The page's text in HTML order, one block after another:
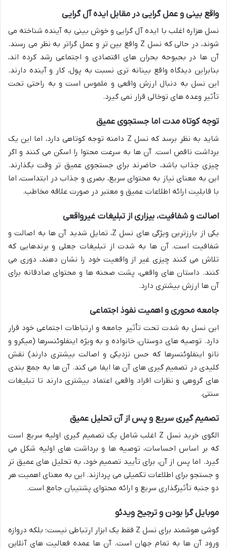
واقع بینی و عمل گرایی در مقابل ایده آل گرایی
نسل هزاره اغلب با ایده آل گرایی و خوش بینی به آینده شناخته می
شوند، در حالی که نسل Z واقع بین تر و عمل گراتر به نظر می رسند.
آن ها در بحبوحه بحران های اقتصادی و اجتماعی رشد کرده اند،
بنابراین دیدگاه واقع بینانه تری نسبت به پول، کار و آینده دارند.
این نسل به دنبال ارزش واقعی و ملموس است و به راحتی تحت
تأثیر وعده های توخالی قرار نمی گیرد.
توجه کوتاه مدت اما جستجوی عمیق
شاید به نظر برسد که نسل Z دامنه توجه کوتاهی دارد، اما این یک
برداشت ناقص است. آن ها به سرعت محتوا را اسکن می کنند و اگر
چیزی جذاب باشد، حاضرند برای جستجوی عمیق تر وقت بگذارند.
این به معنای نیاز به محتوای سریع، بصری و جذاب در ابتداست، اما
با قابلیت ارائه اطلاعات عمیق و معتبر در صورت علاقه مخاطب.
اصالت و شفافیت، بیزاری از تبلیغات غیرواقعی
یکی از بارزترین ویژگی های نسل Z، تمایل شدید آن ها به اصالت و
شفافیت است. آن ها به شدت از تبلیغات جعلی و برندهایی که
تلاش می کنند چیزی غیر از واقعیت خود را نشان دهند، دوری می
کنند. داستان های واقعی، پشت صحنه ها و محتوای صادقانه برای
آن ها ارزش بیشتری دارد.
جامعه محوری و اهمیت نفوذ اجتماعی
این نسل به شدت تحت تأثیر جامعه و ارتباطات اجتماعی خود قرار
دارد. توصیه های دوستان، خانواده و به ویژه اینفلوئنسرها (میکرو و
نانو اینفلوئنسرها که حس نزدیکی و اصالت بیشتری دارند) نقش
کلیدی در تصمیم گیری های آن ها ایفا می کند. آن ها به جمع بندی
های گروهی و نظرات افراد واقعی اعتماد بیشتری دارند تا تبلیغات
سنتی.
تصمیم گیری سریع و پس از آن تحلیل عمیق
الگوی خرید نسل Z اغلب شامل یک تصمیم گیری اولیه سریع است
که بر اساس احساسات، توصیه ها و برداشت های اولیه شکل می
گیرد. اما پس از آن، برای تأیید تصمیم خود، به تحلیل های عمیق تر
و جستجو برای اطلاعات تکمیلی می پردازند. این به معنای اهمیت هر
دو جنبه تأثیرگذاری سریع و ارائه محتوای پشتیبان جامع است.
موبایل گرا بودن و ترجیح ویدئو
گوشی هوشمند برای نسل Z فقط یک ابزار ارتباطی نیست؛ بلکه دروازه
ورود آن ها به تمام جهان است. آن ها عمده فعالیت های آنلاین